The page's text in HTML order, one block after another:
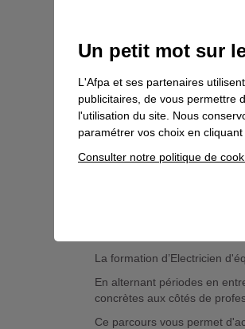
Installer les réseaux
l'alimentation en courant
des réseaux d'énergie
installation électrique
installation monophasée
Installer les réseaux de
énergétique dans les
et des systèmes
éléments terminaux
La formation d’Electricien
En alternant périodes en
concrètes aux côtés de
Ce parcours vous permet
Un petit mot sur
L'Afpa et ses partenaires
publicitaires, de vous permettre
l'utilisation du site. Nous
paramétrer vos choix en cliquant
Consulter notre politique de